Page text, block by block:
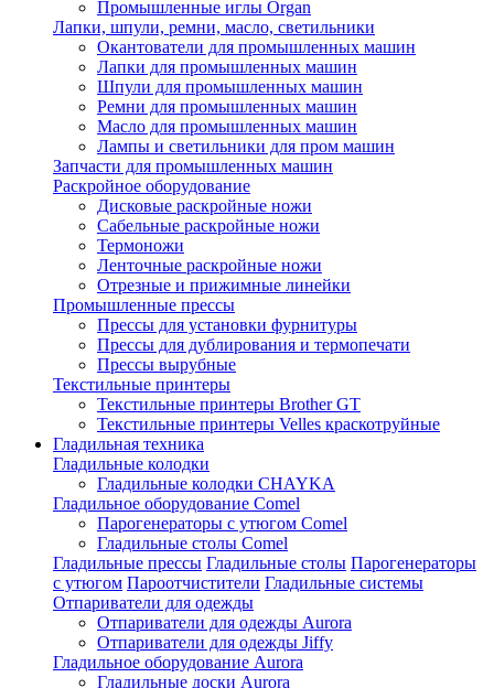
Промышленные иглы Organ
Лапки, шпули, ремни, масло, светильники
Окантователи для промышленных машин
Лапки для промышленных машин
Шпули для промышленных машин
Ремни для промышленных машин
Масло для промышленных машин
Лампы и светильники для пром машин
Запчасти для промышленных машин
Раскройное оборудование
Дисковые раскройные ножи
Сабельные раскройные ножи
Термоножи
Ленточные раскройные ножи
Отрезные и прижимные линейки
Промышленные прессы
Прессы для установки фурнитуры
Прессы для дублирования и термопечати
Прессы вырубные
Текстильные принтеры
Текстильные принтеры Brother GT
Текстильные принтеры Velles краскотруйные
Гладильная техника
Гладильные колодки
Гладильные колодки CHAYKA
Гладильное оборудование Comel
Парогенераторы с утюгом Comel
Гладильные столы Comel
Гладильные прессы Гладильные столы Парогенераторы
с утюгом Пароотчистители Гладильные системы
Отпариватели для одежды
Отпариватели для одежды Aurora
Отпариватели для одежды Jiffy
Гладильное оборудование Aurora
Гладильные доски Aurora